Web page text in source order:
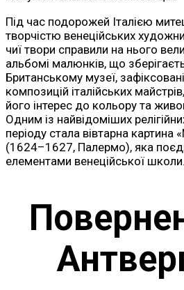
Під час подорожей Італією
творчістю венеційських
чиї твори справили на нього
альбомі малюнків, що
Британському музеї,
композицій італійських
його інтерес до кольору та
Одним із найвідоміших
періоду стала вівтарна
(1624–1627, Палермо), яка
елементами венеційської школи.